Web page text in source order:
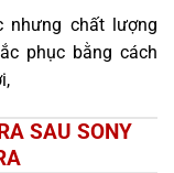
nhưng chất lượng
phục bằng cách
SAU SONY